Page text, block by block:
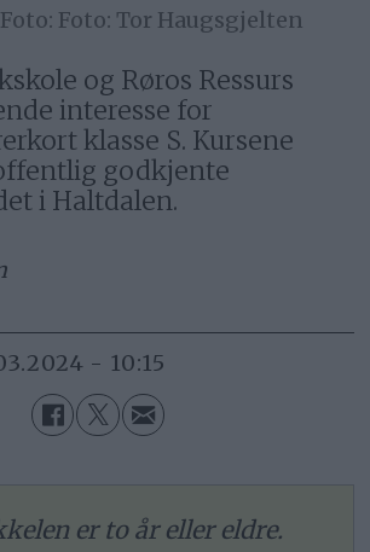
Foto: Tor Haugsgjelten
og Røros Ressurs
interesse for
klasse S. Kursene
godkjente
i Haltdalen.
- 10:15
er to år eller eldre.